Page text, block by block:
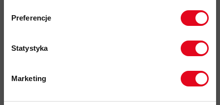
Preferencje
Statystyka
Marketing
ściągacz
haczyk umożliwiający zaczepienie nogawek spodni do
kod produktu: BY2PN0010
odbierz
zgodnie z Polityką prywatności.